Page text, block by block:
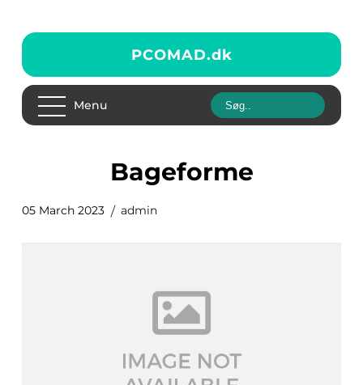
PCOMAD.dk
Menu
Bageforme
05 March 2023 admin